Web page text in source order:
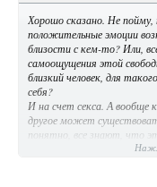
Хорошо сказано. Не пойму,
положительные эмоции
близости с кем-то? Или,
самоощущения этой
близкий человек, для
себя?
И на счет секса. А вообще
другое может
понятно, все знают, что
каждый может дать свое